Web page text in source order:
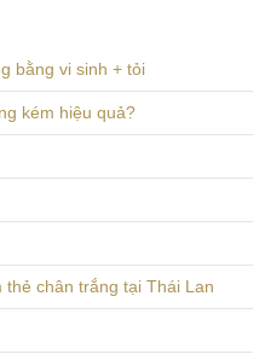
bằng vi sinh + tỏi
kém hiệu quả?
chân trắng tại Thái Lan